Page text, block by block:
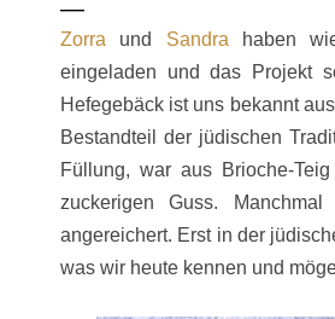
Zorra und Sandra
haben
eingeladen und das Projekt
Hefegebäck ist uns bekannt
Bestandteil der jüdischen
Füllung, war aus Brioche-
zuckerigen Guss.
angereichert. Erst in der
was wir heute kennen und